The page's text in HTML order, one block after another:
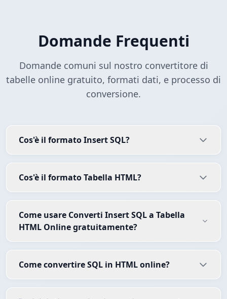
Domande Frequenti
Domande comuni sul nostro convertitore di
tabelle online gratuito, formati dati, e processo di
conversione.
Cos'è il formato Insert SQL?
Cos'è il formato Tabella HTML?
Come usare Converti Insert SQL a Tabella
HTML Online gratuitamente?
Come convertire SQL in HTML online?